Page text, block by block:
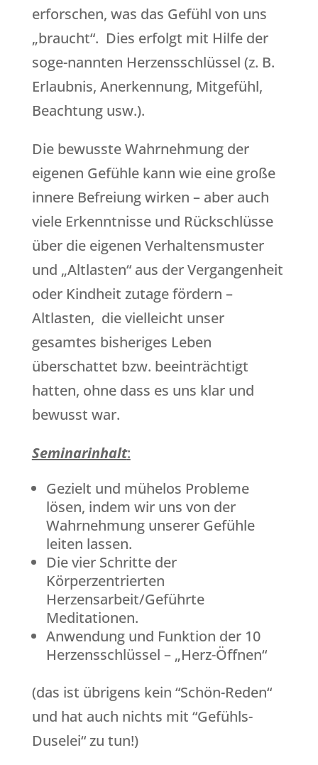
erforschen, was das Gefühl von uns
„braucht“. Dies erfolgt mit Hilfe der
soge-nannten Herzensschlüssel (z. B.
Erlaubnis, Anerkennung, Mitgefühl,
Beachtung usw.).
Die bewusste Wahrnehmung der
eigenen Gefühle kann wie eine große
innere Befreiung wirken – aber auch
viele Erkenntnisse und Rückschlüsse
über die eigenen Verhaltensmuster
und „Altlasten“ aus der Vergangenheit
oder Kindheit zutage fördern –
Altlasten, die vielleicht unser
gesamtes bisheriges Leben
überschattet bzw. beeinträchtigt
hatten, ohne dass es uns klar und
bewusst war.
Seminarinhalt:
Gezielt und mühelos Probleme
lösen, indem wir uns von der
Wahrnehmung unserer Gefühle
leiten lassen.
Die vier Schritte der
Körperzentrierten
Herzensarbeit/Geführte
Meditationen.
Anwendung und Funktion der 10
Herzensschlüssel – „Herz-Öffnen“
(das ist übrigens kein “Schön-Reden“
und hat auch nichts mit “Gefühls-
Duselei“ zu tun!)